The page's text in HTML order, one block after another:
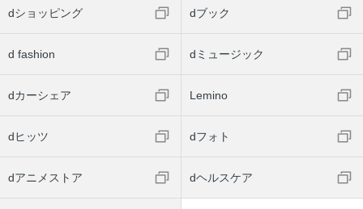
dショッピング dブック
d fashion dミュージック
dカーシェア Lemino
dヒッツ dフォト
dアニメストア dヘルスケア